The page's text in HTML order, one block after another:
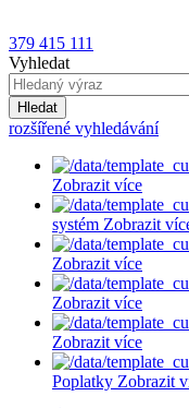
379 415 111
Vyhledat
Hledat
rozšířené vyhledávání
Zobrazit více
systém Zobrazit
Zobrazit více
Zobrazit více
Zobrazit více
Poplatky Zobrazit